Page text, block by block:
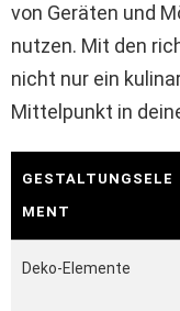
von Geräten und
nutzen. Mit den
nicht nur ein
Mittelpunkt in
GESTALTUNGSELE
MENT
Deko-Elemente